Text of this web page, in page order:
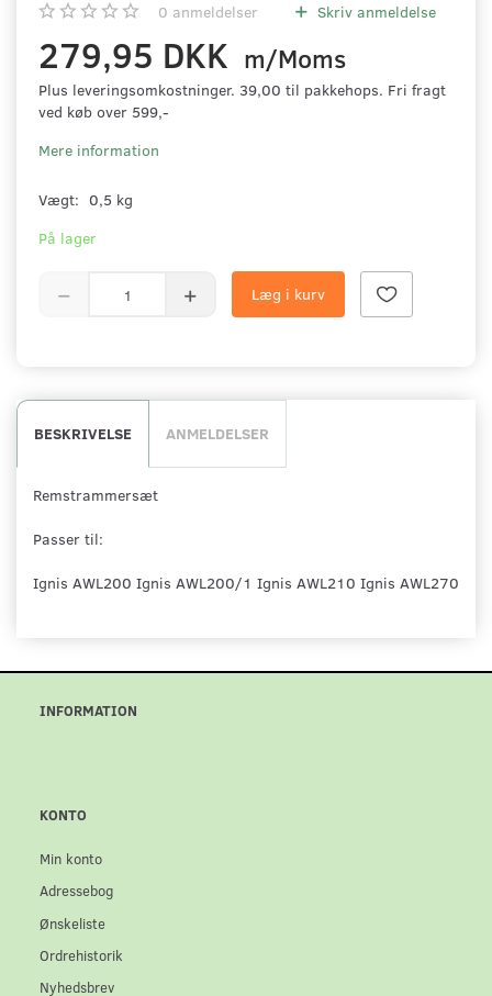
0 anmeldelser Skriv anmeldelse
279,95 DKK m/Moms
Plus leveringsomkostninger. 39,00 til pakkehops. Fri fragt
ved køb over 599,-
Mere information
Vægt: 0,5 kg
På lager
Læg i kurv
BESKRIVELSE ANMELDELSER
Remstrammersæt
Passer til:
Ignis AWL200 Ignis AWL200/1 Ignis AWL210 Ignis AWL270
INFORMATION
KONTO
Min konto
Adressebog
Ønskeliste
Ordrehistorik
Nyhedsbrev